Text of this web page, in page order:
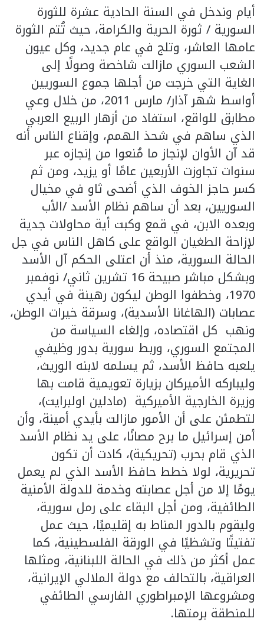
أيام وندخل في السنة الحادية عشرة للثورة
السورية / ثورة الحرية والكرامة، حيث تُتم الثورة
عامها العاشر، وتلج في عام جديد، وكل عيون
الشعب السوري مازالت شاخصة وصولًا إلى
الغاية التي خرجت من أجلها جموع السوريين
أواسط شهر آذار/ مارس 2011، من خلال وعي
مطابق للواقع، استفاد من أزهار الربيع العربي
الذي ساهم في شحذ الهمم، وإقناع الناس أنه
قد آن الأوان لإنجاز ما مُنعوا من إنجازه عبر
سنوات تجاوزت الأربعين عامًا أو يزيد، ومن ثم
كسر حاجز الخوف الذي أضحى ثاو في مخيال
السوريين، بعد أن ساهم نظام الأسد /الأب
وبعده الابن، في قمع وكبت أية محاولات جدية
لإزاحة الطغيان الواقع على كاهل الناس في جل
الحالة السورية، منذ أن اعتلى الحكم آل الأسد
وبشكل مباشر صبيحة 16 تشرين ثاني/ نوفمبر
1970، وخطفوا الوطن ليكون رهينة في أيدي
عصابات (الهاغانا الأسدية)، وسرقة خيرات الوطن،
ونهب كل اقتصاده، وإلغاء السياسة من
المجتمع السوري، وربط سورية بدور وظيفي
يلعبه حافظ الأسد، ثم يسلمه لابنه الوريث،
وليباركه الأميركان بزيارة تعويمية قامت بها
وزيرة الخارجية الأميركية (مادلين اولبرايت)،
لتطمئن على أن الأمور مازالت بأيدي أمينة، وأن
أمن إسرائيل ما برح مصانًا، على يد نظام الأسد
الذي قام بحرب (تحريكية)، كادت أن تكون
تحريرية، لولا خطط حافظ الأسد الذي لم يعمل
يومًا إلا من أجل عصابته وخدمة للدولة الأمنية
الطائفية، ومن أجل البقاء على رمل سورية،
وليقوم بالدور المناط به إقليميًا، حيث عمل
تفتيتًا وتشظيًا في الورقة الفلسطينية، كما
عمل أكثر من ذلك في الحالة اللبنانية، ومثلها
العراقية، بالتحالف مع دولة الملالي الإيرانية،
ومشروعها الإمبراطوري الفارسي الطائفي
للمنطقة برمتها.